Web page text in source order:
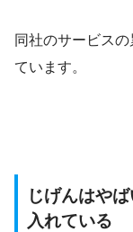
同社のサービス
ています。
じげんはや
入れている